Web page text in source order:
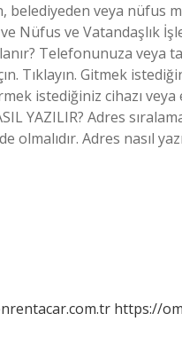
belediyeden veya nüfus
Nüfus ve Vatandaşlık
Telefonunuza
Tıklayın. Gitmek
istediğiniz cihazı
YAZILIR? Adres
Adres nasıl
https://